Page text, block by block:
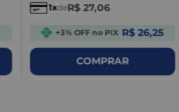
1 deR$ 27,06
+3% OFF no PIX R$ 26,25
COMPRAR